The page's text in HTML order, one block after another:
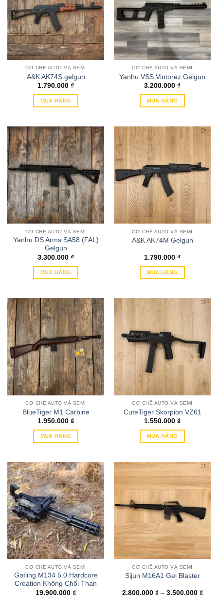
CƠ CHẾ AUTO VÀ SEMI
A&K AK74S gelgun
1.790.000 ₫
MUA HÀNG
CƠ CHẾ AUTO VÀ SEMI
Yanhu VSS Vintorez Gelgun
3.200.000 ₫
MUA HÀNG
CƠ CHẾ AUTO VÀ SEMI
Yanhu DS Arms SA58 (FAL)
Gelgun
3.300.000 ₫
MUA HÀNG
CƠ CHẾ AUTO VÀ SEMI
A&K AK74M Gelgun
1.790.000 ₫
MUA HÀNG
CƠ CHẾ AUTO VÀ SEMI
BlueTiger M1 Carbine
1.950.000 ₫
MUA HÀNG
CƠ CHẾ AUTO VÀ SEMI
CuteTiger Skorpion VZ61
1.550.000 ₫
MUA HÀNG
CƠ CHẾ AUTO VÀ SEMI
Gatling M134 5.0 Hardcore
Creation Không Chổi Than
19.900.000 ₫
CƠ CHẾ AUTO VÀ SEMI
Sijun M16A1 Gel Blaster
2.800.000 ₫ – 3.500.000 ₫